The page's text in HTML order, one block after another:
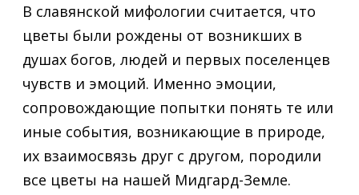
В славянской мифологии считается, что
цветы были рождены от возникших в
душах богов, людей и первых поселенцев
чувств и эмоций. Именно эмоции,
сопровождающие попытки понять те или
иные события, возникающие в природе,
их взаимосвязь друг с другом, породили
все цветы на нашей Мидгард-Земле.